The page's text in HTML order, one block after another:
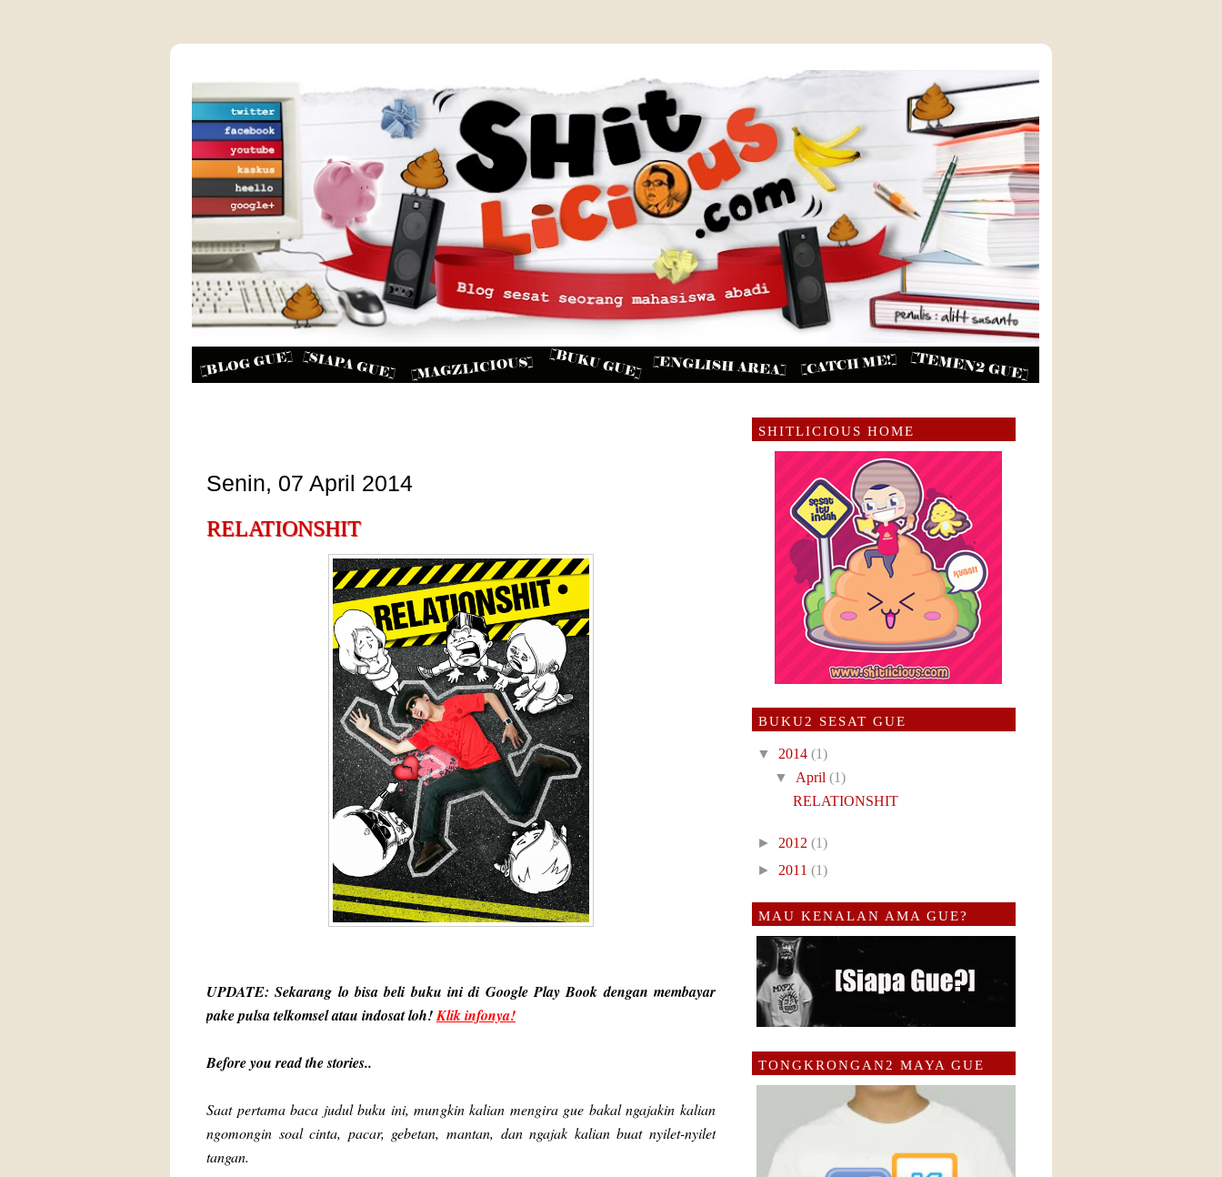
Senin, 07 April 2014
RELATIONSHIT
UPDATE: Sekarang lo bisa beli buku ini di Google Play Book dengan membayar
pake pulsa telkomsel atau indosat loh!Klik infonya!
Before you read the stories..
Saat pertama baca judul buku ini, mungkin kalian mengira gue bakal ngajakin kalian
ngomongin soal cinta, pacar, gebetan, mantan, dan ngajak kalian buat nyilet-nyilet
tangan.
SHITLICIOUS HOME
BUKU2 SESAT GUE
▼ 2014 (1)
▼ April(1)
RELATIONSHIT
► 2012 (1)
► 2011 (1)
MAU KENALAN AMA GUE?
TONGKRONGAN2 MAYA GUE